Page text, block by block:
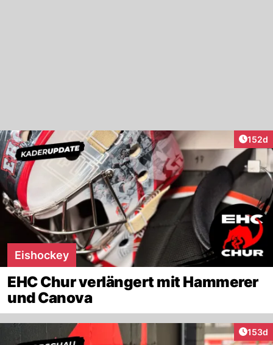
152d
Eishockey
EHC Chur verlängert mit Hammerer
und Canova
153d